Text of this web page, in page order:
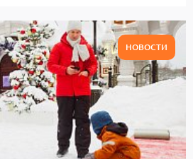
НОВОСТИ